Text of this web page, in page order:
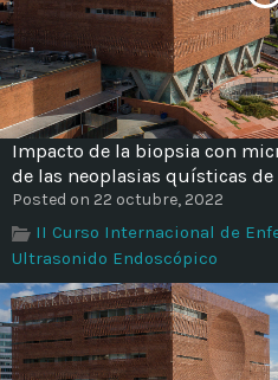
Impacto de la biopsia con
de las neoplasias quísticas de
Posted on 22 octubre, 2022
II Curso Internacional de
Ultrasonido Endoscópico